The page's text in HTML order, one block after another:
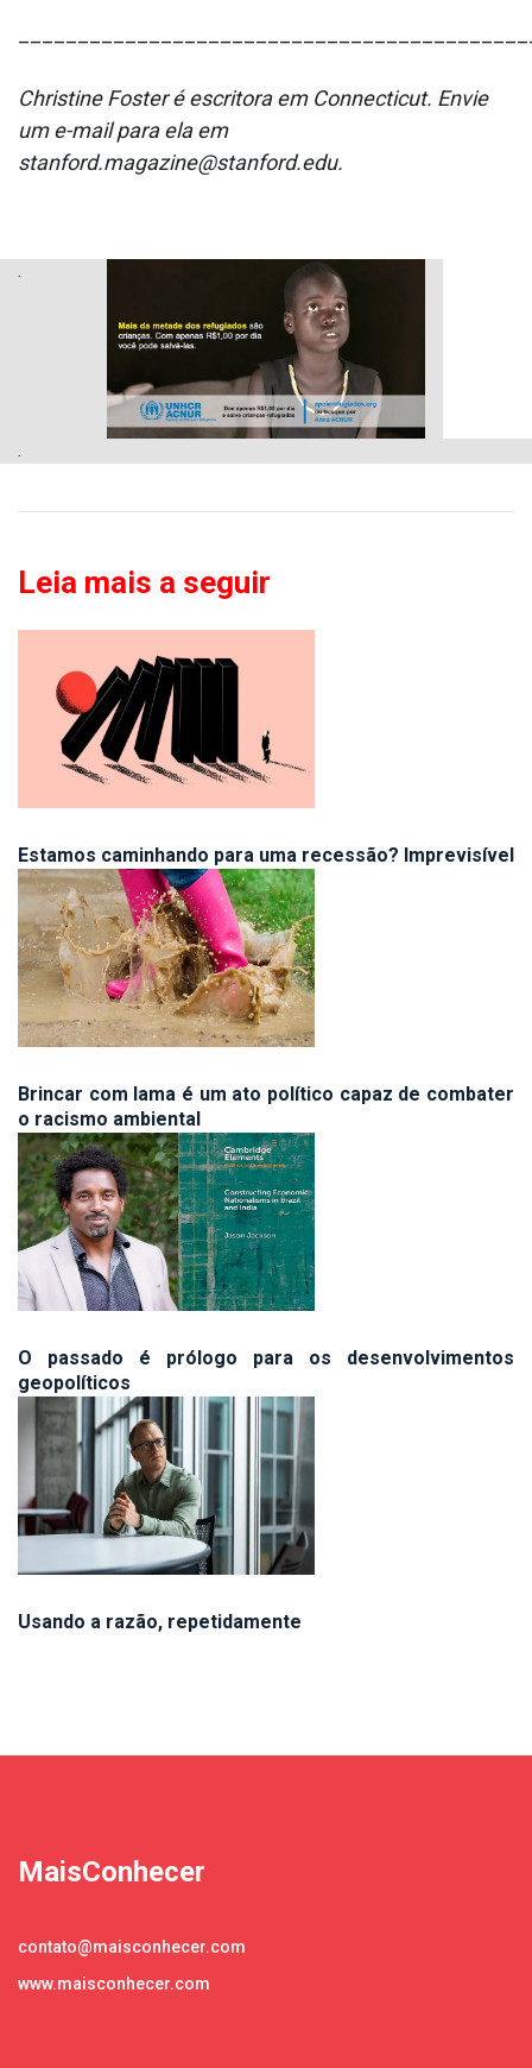
Christine Foster é escritora em Connecticut. Envie
um e-mail para ela em
stanford.magazine@stanford.edu.
.
.
Leia mais a seguir
Estamos caminhando para uma recessão? Imprevisível
Brincar com lama é um ato político capaz de combater
o racismo ambiental
O passado é prólogo para os desenvolvimentos
geopolíticos
Usando a razão, repetidamente
MaisConhecer
contato@maisconhecer.com
www.maisconhecer.com